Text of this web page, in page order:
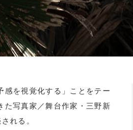
を視覚化する」ことをテー
た写真家／舞台作家・三野新
れる。